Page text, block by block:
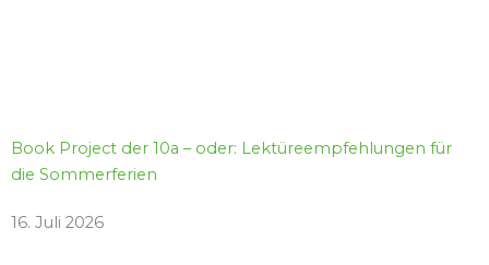
Book Project der 10a – oder: Lektüreempfehlungen für
die Sommerferien
16. Juli 2026